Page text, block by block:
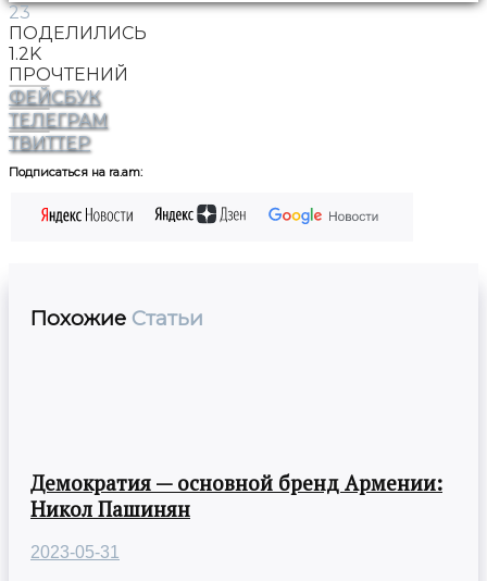
23
ПОДЕЛИЛИСЬ
1.2K
ПРОЧТЕНИЙ
ФЕЙСБУК
ТЕЛЕГРАМ
ТВИТТЕР
Подписаться на ra.am:
Похожие Статьи
Демократия — основной бренд Армении:
Никол Пашинян
2023-05-31